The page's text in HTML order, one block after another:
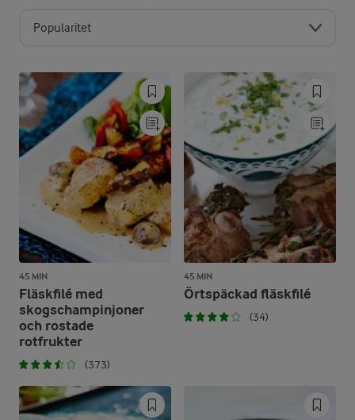
Popularitet
45 MIN
Fläskfilé med
skogschampinjoner
och rostade
rotfrukter
(373)
45 MIN
Örtspäckad fläskfilé
(34)